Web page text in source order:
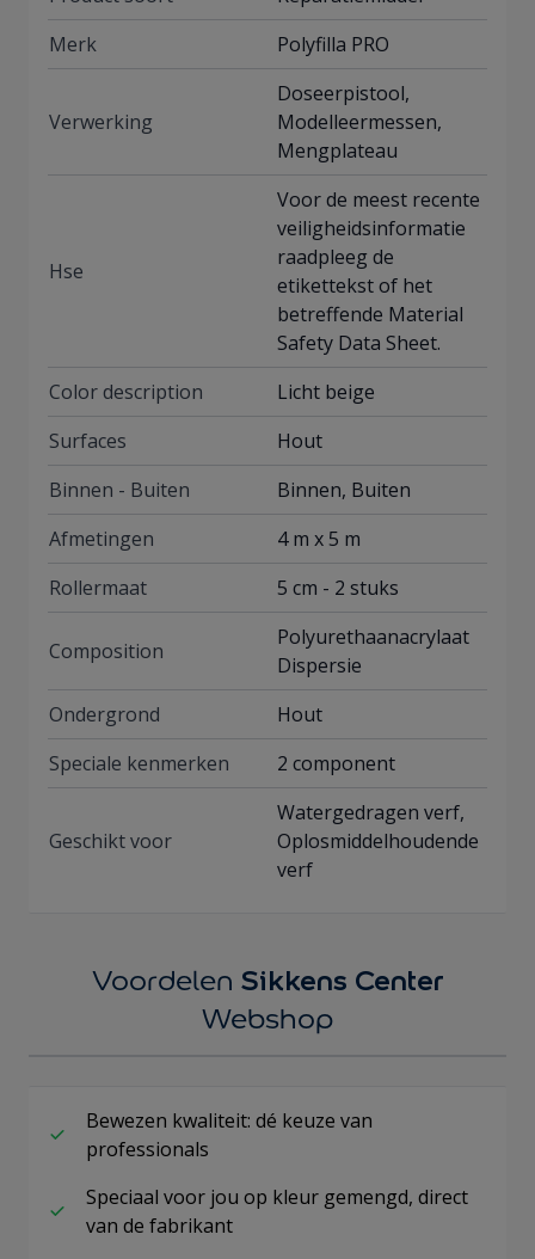
Merk
Polyfilla PRO
Verwerking
Doseerpistool,
Modelleermessen,
Mengplateau
Hse
Voor de meest recente
veiligheidsinformatie
raadpleeg de
etikettekst of het
betreffende Material
Safety Data Sheet.
Color description
Licht beige
Surfaces
Hout
Binnen - Buiten
Binnen, Buiten
Afmetingen
4 m x 5 m
Rollermaat
5 cm - 2 stuks
Composition
Polyurethaanacrylaat
Dispersie
Ondergrond
Hout
Speciale kenmerken
2 component
Geschikt voor
Watergedragen verf,
Oplosmiddelhoudende
verf
Voordelen Sikkens Center
Webshop
Bewezen kwaliteit: dé keuze van
professionals
Speciaal voor jou op kleur gemengd, direct
van de fabrikant